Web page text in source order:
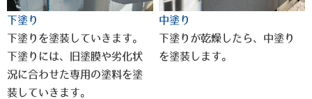
下塗り
下塗りを塗装していきます。
下塗りには、旧塗膜や劣化状
況に合わせた専用の塗料を塗
装していきます。
中塗り
下塗りが乾燥したら、中塗り
を塗装します。